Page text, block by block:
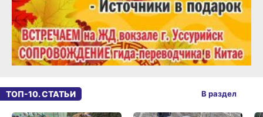
ТОП-10. СТАТЬИ В раздел